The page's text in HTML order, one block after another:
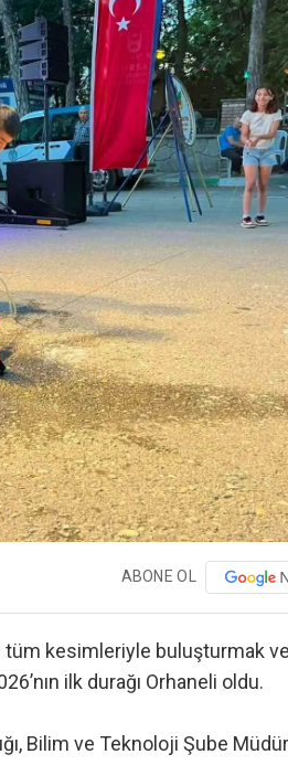
ABONE OL
tüm kesimleriyle buluşturmak ve
ilk durağı Orhaneli oldu.
Bilim ve Teknoloji Şube